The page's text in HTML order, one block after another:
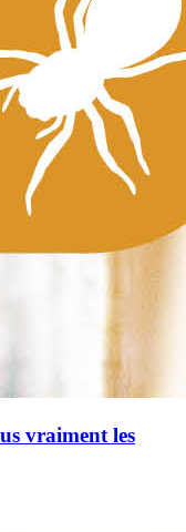
vraiment les